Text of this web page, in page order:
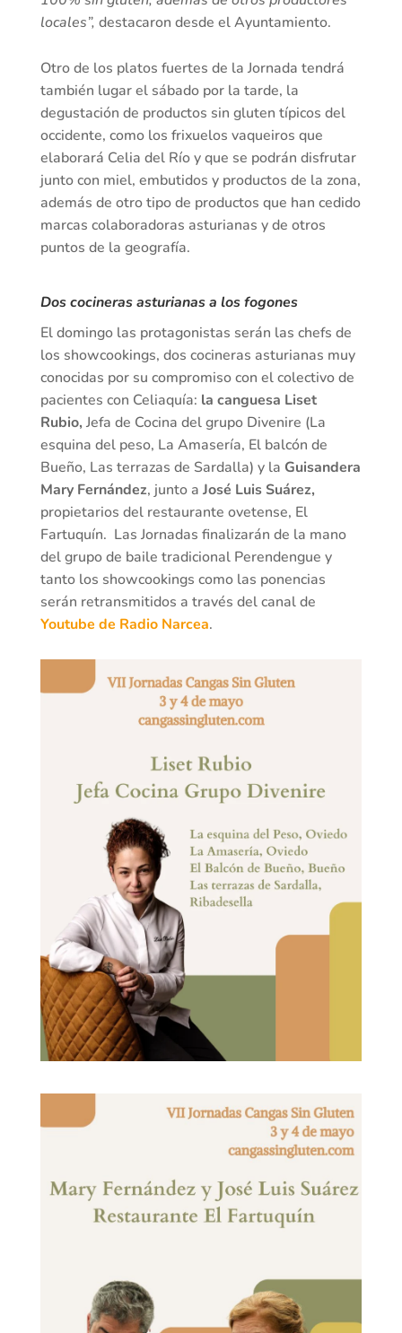
locales”, destacaron desde el Ayuntamiento.
Otro de los platos fuertes de la Jornada tendrá
también lugar el sábado por la tarde, la
degustación de productos sin gluten típicos del
occidente, como los frixuelos vaqueiros que
elaborará Celia del Río y que se podrán disfrutar
junto con miel, embutidos y productos de la zona,
además de otro tipo de productos que han cedido
marcas colaboradoras asturianas y de otros
puntos de la geografía.
Dos cocineras asturianas a los fogones
El domingo las protagonistas serán las chefs de
los showcookings, dos cocineras asturianas muy
conocidas por su compromiso con el colectivo de
pacientes con Celiaquía: la canguesa Liset
Rubio, Jefa de Cocina del grupo Divenire (La
esquina del peso, La Amasería, El balcón de
Bueño, Las terrazas de Sardalla) y la Guisandera
Mary Fernández, junto a José Luis Suárez,
propietarios del restaurante ovetense, El
Fartuquín. Las Jornadas finalizarán de la mano
del grupo de baile tradicional Perendengue y
tanto los showcookings como las ponencias
serán retransmitidos a través del canal de
Youtube de Radio Narcea.